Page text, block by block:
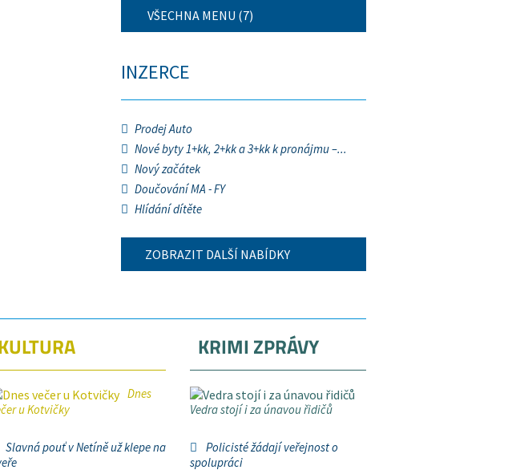
VŠECHNA MENU (7)
INZERCE
Prodej Auto
Nové byty 1+kk, 2+kk a 3+kk k pronájmu –...
Nový začátek
Doučování MA - FY
Hlídání dítěte
ZOBRAZIT DALŠÍ NABÍDKY
Dnes
u Kotvičky
Slavná pouť v Netíně už klepe na
KRIMI ZPRÁVY
Vedra stojí i za únavou řidičů
Policisté žádají veřejnost o
spolupráci